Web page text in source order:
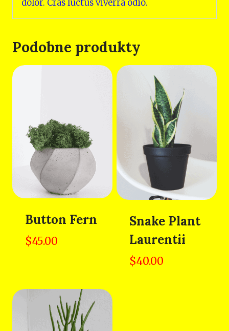
dolor. Cras luctus viverra odio.
Podobne produkty
Button Fern
$45.00
Snake Plant
Laurentii
$40.00